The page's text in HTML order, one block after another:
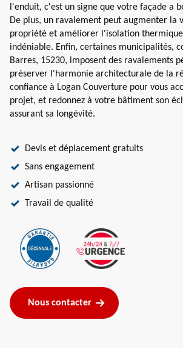
l'enduit, c'est un signe que votre façade a
De plus, un ravalement peut augmenter la
propriété et améliorer l'isolation
indéniable. Enfin, certaines municipalités,
Barres, 15230, imposent des ravalements
préserver l'harmonie architecturale de la
confiance à Logan Couverture pour vous
projet, et redonnez à votre bâtiment son
assurant sa longévité.
Devis et déplacement gratuits
Sans engagement
Artisan passionné
Travail de qualité
Nous contacter